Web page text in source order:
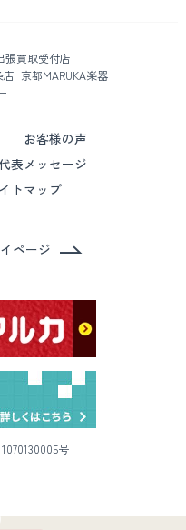
張買取受付店
店 京都MARUKA楽器
お客様の声
表メッセージ
トマップ
ページ
号